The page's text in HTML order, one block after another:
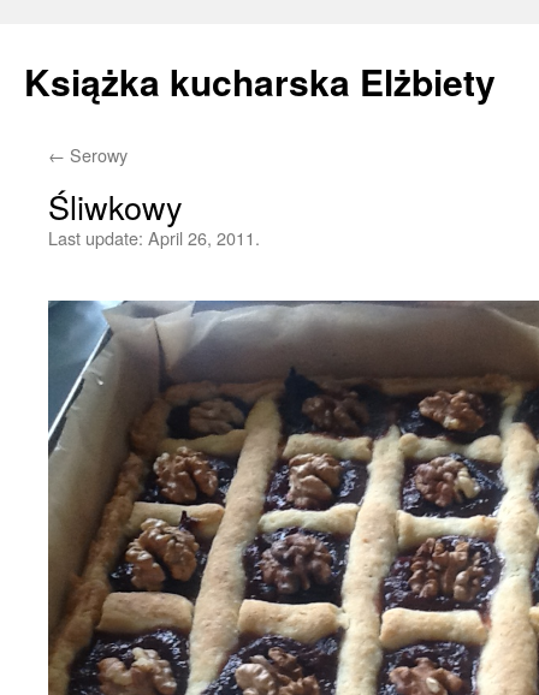
Książka kucharska Elżbiety
Skip
← Serowy
Śliwkowy
Last update: April 26, 2011.